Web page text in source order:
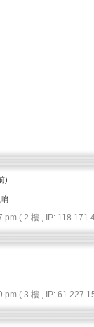
)
pm ( 2 樓 , IP:
pm ( 3 樓 , IP: